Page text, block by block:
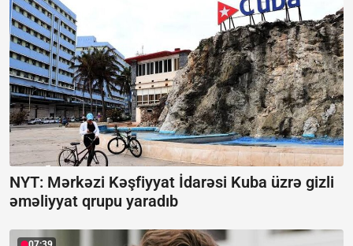
NYT: Mərkəzi Kəşfiyyat İdarəsi Kuba üzrə gizli
əməliyyat qrupu yaradıb